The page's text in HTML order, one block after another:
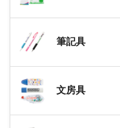
筆記具
文房具